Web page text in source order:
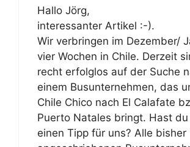
Hallo Jörg,
interessanter Artikel :-).
Wir verbringen im Dezember/
vier Wochen in Chile. Derzeit
recht erfolglos auf der Suche
einem Busunternehmen, das
Chile Chico nach El Calafate
Puerto Natales bringt. Hast
einen Tipp für uns? Alle bisher